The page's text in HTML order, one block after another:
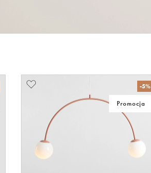
-5%
Promocja